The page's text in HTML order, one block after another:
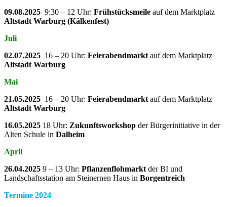
09.08.2025 9:30 – 12 Uhr: Frühstücksmeile auf dem Marktplatz
Altstadt Warburg (Kälkenfest)
Juli
02.07.2025 16 – 20 Uhr: Feierabendmarkt auf dem Marktplatz
Altstadt Warburg
Mai
21.05.2025 16 – 20 Uhr: Feierabendmarkt auf dem Marktplatz
Altstadt Warburg
16.05.2025 18 Uhr: Zukunftsworkshop der Bürgerinitiative in der
Alten Schule in Dalheim
April
26.04.2025 9 – 13 Uhr: Pflanzenflohmarkt der BI und
Landschaftsstation am Steinernen Haus in Borgentreich
Termine 2024